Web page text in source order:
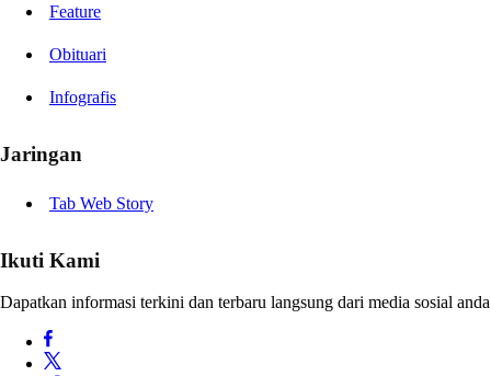
Feature
Obituari
Infografis
Jaringan
Tab Web Story
Ikuti Kami
Dapatkan informasi terkini dan terbaru langsung dari media sosial anda